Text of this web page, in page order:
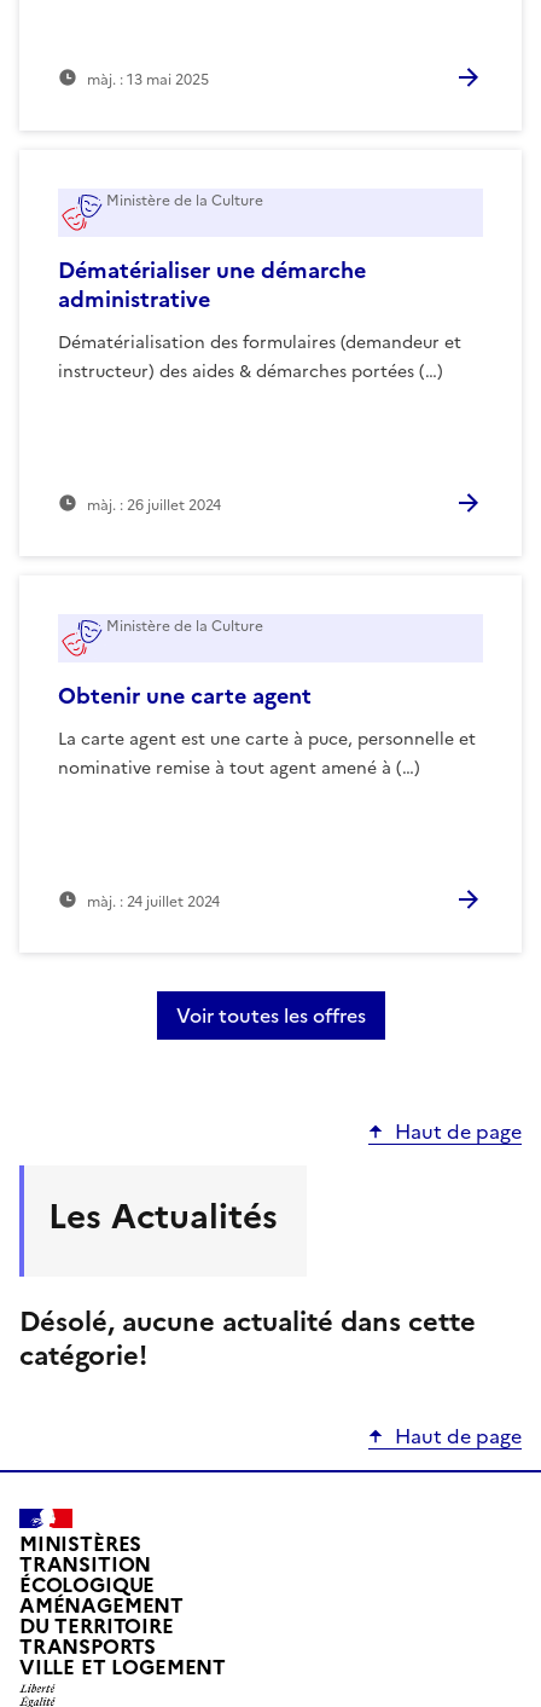
màj. :13 mai 2025
Dématérialiser une démarche
administrative
Ministère de la Culture
Dématérialisation des formulaires (demandeur et
instructeur) des aides & démarches portées (…)
màj. :26 juillet 2024
Obtenir une carte agent
Ministère de la Culture
La carte agent est une carte à puce, personnelle et
nominative remise à tout agent amené à (…)
màj. :24 juillet 2024
Voir toutes les offres
Haut de page
Les Actualités
Désolé, aucune actualité dans cette
catégorie!
Haut de page
MINISTÈRES
TRANSITION
ÉCOLOGIQUE
AMÉNAGEMENT
DU TERRITOIRE
TRANSPORTS
VILLE ET LOGEMENT